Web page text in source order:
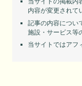
内容が変更されて
記事の内容につい
施設・サービス等
当サイトではアフ